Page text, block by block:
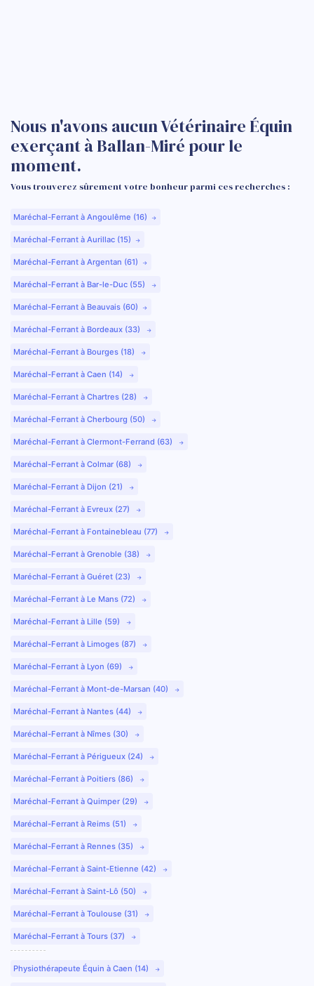
Nous n'avons aucun Vétérinaire Équin
exerçant à Ballan-Miré pour le
moment.
Vous trouverez sûrement votre bonheur parmi ces recherches :
Maréchal-Ferrant à Angoulême (16)
Maréchal-Ferrant à Aurillac (15)
Maréchal-Ferrant à Argentan (61)
Maréchal-Ferrant à Bar-le-Duc (55)
Maréchal-Ferrant à Beauvais (60)
Maréchal-Ferrant à Bordeaux (33)
Maréchal-Ferrant à Bourges (18)
Maréchal-Ferrant à Caen (14)
Maréchal-Ferrant à Chartres (28)
Maréchal-Ferrant à Cherbourg (50)
Maréchal-Ferrant à Clermont-Ferrand (63)
Maréchal-Ferrant à Colmar (68)
Maréchal-Ferrant à Dijon (21)
Maréchal-Ferrant à Evreux (27)
Maréchal-Ferrant à Fontainebleau (77)
Maréchal-Ferrant à Grenoble (38)
Maréchal-Ferrant à Guéret (23)
Maréchal-Ferrant à Le Mans (72)
Maréchal-Ferrant à Lille (59)
Maréchal-Ferrant à Limoges (87)
Maréchal-Ferrant à Lyon (69)
Maréchal-Ferrant à Mont-de-Marsan (40)
Maréchal-Ferrant à Nantes (44)
Maréchal-Ferrant à Nîmes (30)
Maréchal-Ferrant à Périgueux (24)
Maréchal-Ferrant à Poitiers (86)
Maréchal-Ferrant à Quimper (29)
Maréchal-Ferrant à Reims (51)
Maréchal-Ferrant à Rennes (35)
Maréchal-Ferrant à Saint-Etienne (42)
Maréchal-Ferrant à Saint-Lô (50)
Maréchal-Ferrant à Toulouse (31)
Maréchal-Ferrant à Tours (37)
Physiothérapeute Équin à Caen (14)